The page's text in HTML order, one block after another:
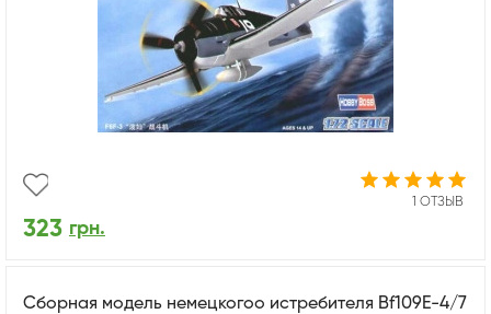
1 ОТЗЫВ
323 грн.
Сборная модель немецкогоо истребителя Bf109E-4/7